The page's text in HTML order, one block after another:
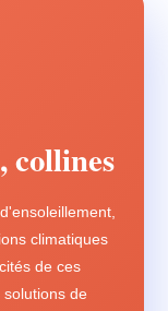
collines
climatiques
de ces
de